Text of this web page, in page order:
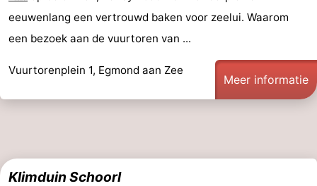
eeuwenlang een vertrouwd baken voor zeelui. Waarom
een bezoek aan de vuurtoren van ...
Vuurtorenplein 1, Egmond aan Zee
Meer informatie
Klimduin Schoorl